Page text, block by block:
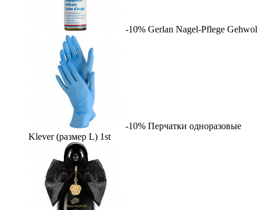
-10% Gerlan Nagel-Pflege Gehwol
-10% Перчатки одноразовые
Klever (размер L) 1st